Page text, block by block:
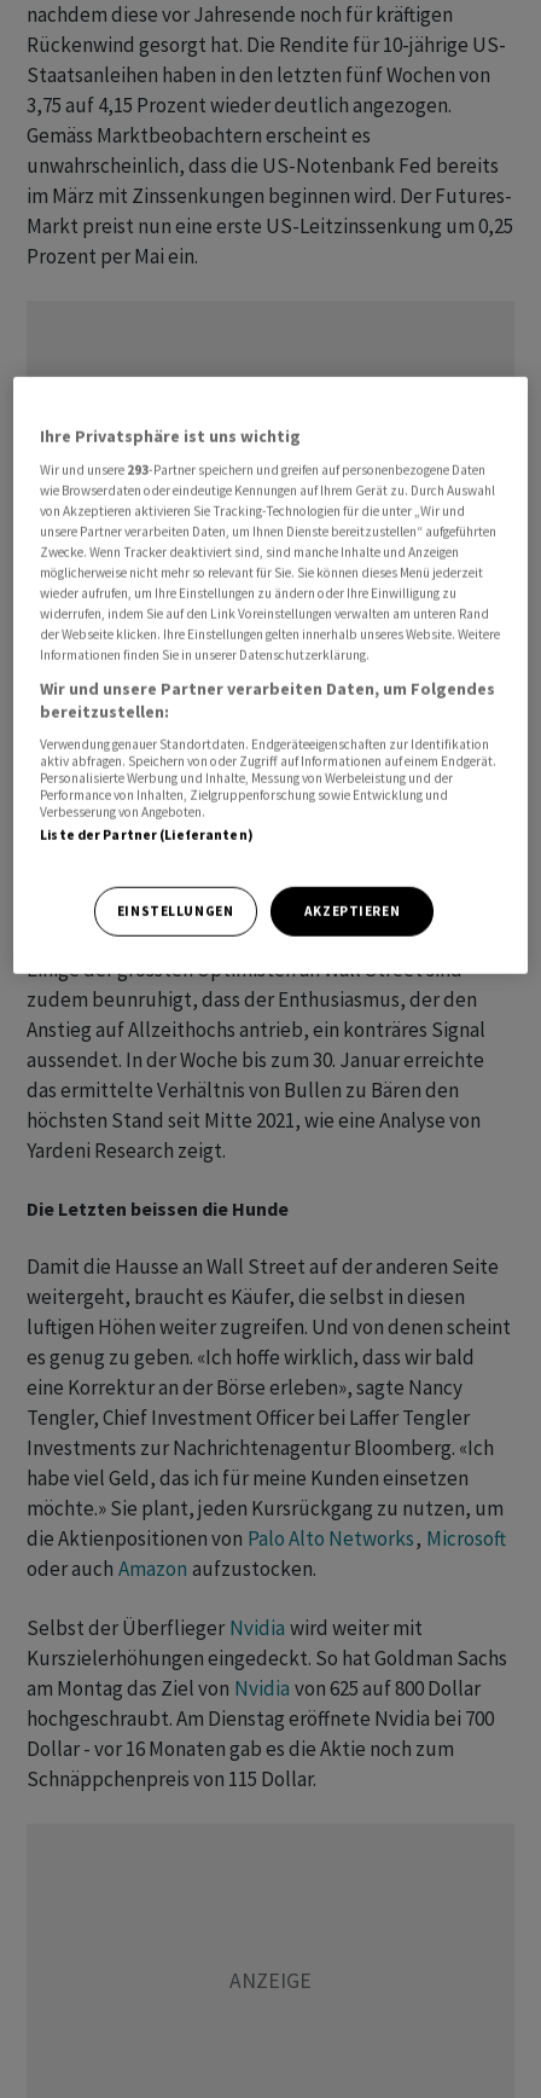
nachdem diese vor Jahresende noch für kräftigen
Rückenwind gesorgt hat. Die Rendite für 10-jährige US-
Staatsanleihen haben in den letzten fünf Wochen von
3,75 auf 4,15 Prozent wieder deutlich angezogen.
Gemäss Marktbeobachtern erscheint es
unwahrscheinlich, dass die US-Notenbank Fed bereits
im März mit Zinssenkungen beginnen wird. Der Futures-
Markt preist nun eine erste US-Leitzinssenkung um 0,25
Prozent per Mai ein.
Zunehmend wirft auch der Hype um die Künstliche
Intelligenz Fragen auf, da die Kursexplosion stark an die
von Citigroup ist die Positionierung in den US-
Technologieaktien so optimistisch, dass jeder
Ausverkauf einen grösseren Absturz auslösen könnte.
«Die grosse Konsenspositionierung ist ein Risiko und
könnte eine Markttrendwende verstärken», schrieb Citi-
Stratege Chris Montagu in einer Notiz.
Einige der grössten Optimisten an Wall Street sind
zudem beunruhigt, dass der Enthusiasmus, der den
Anstieg auf Allzeithochs antrieb, ein konträres Signal
aussendet. In der Woche bis zum 30. Januar erreichte
das ermittelte Verhältnis von Bullen zu Bären den
höchsten Stand seit Mitte 2021, wie eine Analyse von
Yardeni Research zeigt.
Die Letzten beissen die Hunde
Damit die Hausse an Wall Street auf der anderen Seite
weitergeht, braucht es Käufer, die selbst in diesen
luftigen Höhen weiter zugreifen. Und von denen scheint
es genug zu geben. «Ich hoffe wirklich, dass wir bald
eine Korrektur an der Börse erleben», sagte Nancy
Tengler, Chief Investment Officer bei Laffer Tengler
Investments zur Nachrichtenagentur Bloomberg. «Ich
habe viel Geld, das ich für meine Kunden einsetzen
möchte.» Sie plant, jeden Kursrückgang zu nutzen, um
die Aktienpositionen von Palo Alto Networks, Microsoft
oder auch Amazon aufzustocken.
Selbst der Überflieger Nvidia wird weiter mit
Kurszielerhöhungen eingedeckt. So hat Goldman Sachs
am Montag das Ziel von Nvidia von 625 auf 800 Dollar
hochgeschraubt. Am Dienstag eröffnete Nvidia bei 700
Dollar - vor 16 Monaten gab es die Aktie noch zum
Schnäppchenpreis von 115 Dollar.
Ihre Privatsphäre ist uns wichtig
Wir und unsere 293-Partner speichern und greifen auf personenbezogene Daten
wie Browserdaten oder eindeutige Kennungen auf Ihrem Gerät zu. Durch Auswahl
von Akzeptieren aktivieren Sie Tracking-Technologien für die unter „Wir und
unsere Partner verarbeiten Daten, um Ihnen Dienste bereitzustellen“ aufgeführten
Zwecke. Wenn Tracker deaktiviert sind, sind manche Inhalte und Anzeigen
möglicherweise nicht mehr so relevant für Sie. Sie können dieses Menü jederzeit
wieder aufrufen, um Ihre Einstellungen zu ändern oder Ihre Einwilligung zu
widerrufen, indem Sie auf den Link Voreinstellungen verwalten am unteren Rand
der Webseite klicken. Ihre Einstellungen gelten innerhalb unseres Website. Weitere
Informationen finden Sie in unserer Datenschutzerklärung.
Wir und unsere Partner verarbeiten Daten, um Folgendes
bereitzustellen:
Verwendung genauer Standortdaten. Endgeräteeigenschaften zur Identifikation
aktiv abfragen. Speichern von oder Zugriff auf Informationen auf einem Endgerät.
Personalisierte Werbung und Inhalte, Messung von Werbeleistung und der
Performance von Inhalten, Zielgruppenforschung sowie Entwicklung und
Verbesserung von Angeboten.
Liste der Partner (Lieferanten)
EINSTELLUNGEN AKZEPTIEREN